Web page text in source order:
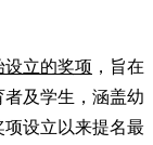
设立的奖项 ，旨在
及学生，涵盖幼
项设立以来提名最